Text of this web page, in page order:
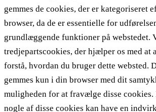
gemmes de cookies, der er kategoriseret
browser, da de er essentielle for
grundlæggende funktioner på webstedet.
tredjepartscookies, der hjælper os med at
forstå, hvordan du bruger dette websted.
gemmes kun i din browser med dit
muligheden for at fravælge disse
nogle af disse cookies kan have en